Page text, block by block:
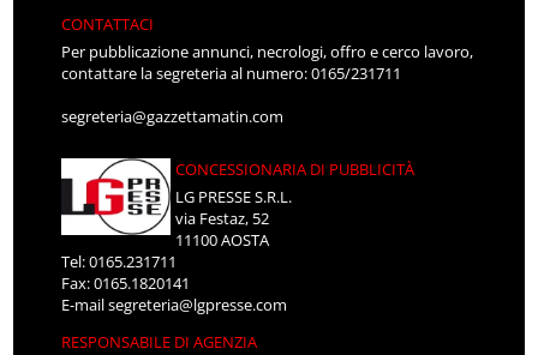
CONTATTACI
Per pubblicazione annunci, necrologi, offro e cerco lavoro,
contattare la segreteria al numero: 0165/231711
segreteria@gazzettamatin.com
CONCESSIONARIA DI PUBBLICITÀ
LG PRESSE S.R.L.
via Festaz, 52
11100 AOSTA
Tel: 0165.231711
Fax: 0165.1820141
E-mailsegreteria@lgpresse.com
RESPONSABILE DI AGENZIA